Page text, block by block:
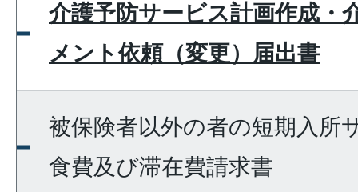
介護予防サービス計画作成・
メント依頼（変更）届出書
被保険者以外の者の短期入所
食費及び滞在費請求書